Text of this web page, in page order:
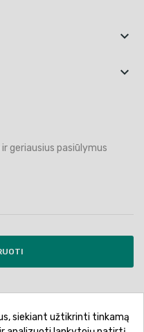


geriausius pasiūlymus
siekiant užtikrinti tinkamą